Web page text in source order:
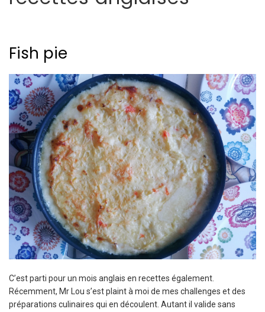
Fish pie
C’est parti pour un mois anglais en recettes également.
Récemment, Mr Lou s’est plaint à moi de mes challenges et des
préparations culinaires qui en découlent. Autant il valide sans